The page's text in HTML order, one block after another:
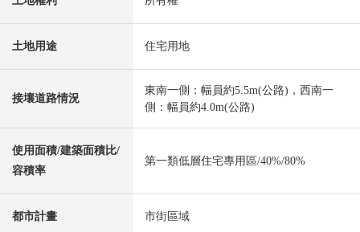
土地用途 住宅用地
接壤道路情況
東南一側：幅員約5.5m(公路)，西南一
側：幅員約4.0m(公路)
使用面積/建築面積比/
容積率
第一類低層住宅專用區/40%/80%
都市計畫 市街區域